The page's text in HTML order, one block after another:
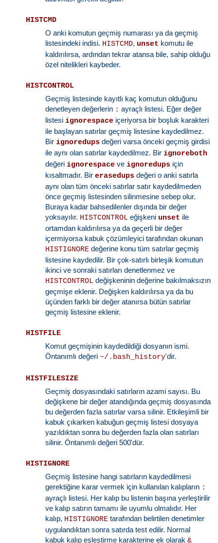
HISTCMD
O anki komutun geçmiş numarası ya da geçmiş
listesindeki indisi. HISTCMD, unset komutu ile
kaldırılırsa, ardından tekrar atansa bile, sahip olduğu
özel nitelikleri kaybeder.
HISTCONTROL
Geçmiş listesinde kayıtlı kaç komutun olduğunu
denetleyen değerlerin : ayraçlı listesi. Eğer değer
listesi ignorespace içeriyorsa bir boşluk karakteri
ile başlayan satırlar geçmiş listesine kaydedilmez.
Bir ignoredups değeri varsa önceki geçmiş girdisi
ile aynı olan satırlar kaydedilmez. Bir ignoreboth
değeri ignorespace ve ignoredups için
kısaltmadır. Birerasedups değeri o anki satırla
aynı olan tüm önceki satırlar satır kaydedilmeden
önce geçmiş listesinden silinmesine sebep olur.
Buraya kadar bahsedilenler dışında bir değer
yoksayılır. HISTCONTROL eğişkeni unset ile
ortamdan kaldırılırsa ya da geçerli bir değer
içermiyorsa kabuk çözümleyici tarafından okunan
HISTIGNORE değerine konu tüm satırlar geçmiş
listesine kaydedilir. Bir çok-satırlı birleşik komutun
ikinci ve sonraki satırları denetlenmez ve
HISTCONTROL değişkeninin değerine bakılmaksızın
geçmişe eklenir. Değişken kaldırılırsa ya da bu
üçünden farklı bir değer atanırsa bütün satırlar
geçmiş listesine eklenir.
HISTFILE
Komut geçmişinin kaydedildiği dosyanın ismi.
Öntanımlı değeri~/.bash_history'dir.
HISTFILESIZE
Geçmiş dosyasındaki satırların azami sayısı. Bu
değişkene bir değer atandığında geçmiş dosyasında
bu değerden fazla satırlar varsa silinir. Etkileşimli bir
kabuk çıkarken kabuğun geçmiş listesi dosyaya
yazıldıktan sonra bu değerden fazla olan satırları
silinir. Öntanımlı değeri 500'dür.
HISTIGNORE
Geçmiş listesine hangi satırların kaydedilmesi
gerektiğine karar vermek için kullanılan kalıpların :
ayraçlı listesi. Her kalıp bu listenin başına yerleştirilir
ve kalıp satırın tamamı ile uyumlu olmalıdır. Her
kalıp, HISTIGNORE tarafından belirtilen denetimler
uygulandıktan sonra satırda test edilir. Normal
kabuk kalıp eşleştirme karakterine ek olarak&